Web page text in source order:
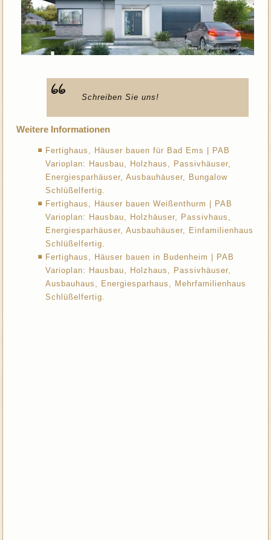
Schreiben Sie uns!
Weitere Informationen
Fertighaus, Häuser bauen für Bad Ems | PAB
Varioplan: Hausbau, Holzhaus, Passivhäuser,
Energiesparhäuser, Ausbauhäuser, Bungalow
Schlüßelfertig.
Fertighaus, Häuser bauen Weißenthurm | PAB
Varioplan: Hausbau, Holzhäuser, Passivhaus,
Energiesparhäuser, Ausbauhäuser, Einfamilienhaus
Schlüßelfertig.
Fertighaus, Häuser bauen in Budenheim | PAB
Varioplan: Hausbau, Holzhaus, Passivhäuser,
Ausbauhaus, Energiesparhaus, Mehrfamilienhaus
Schlüßelfertig.